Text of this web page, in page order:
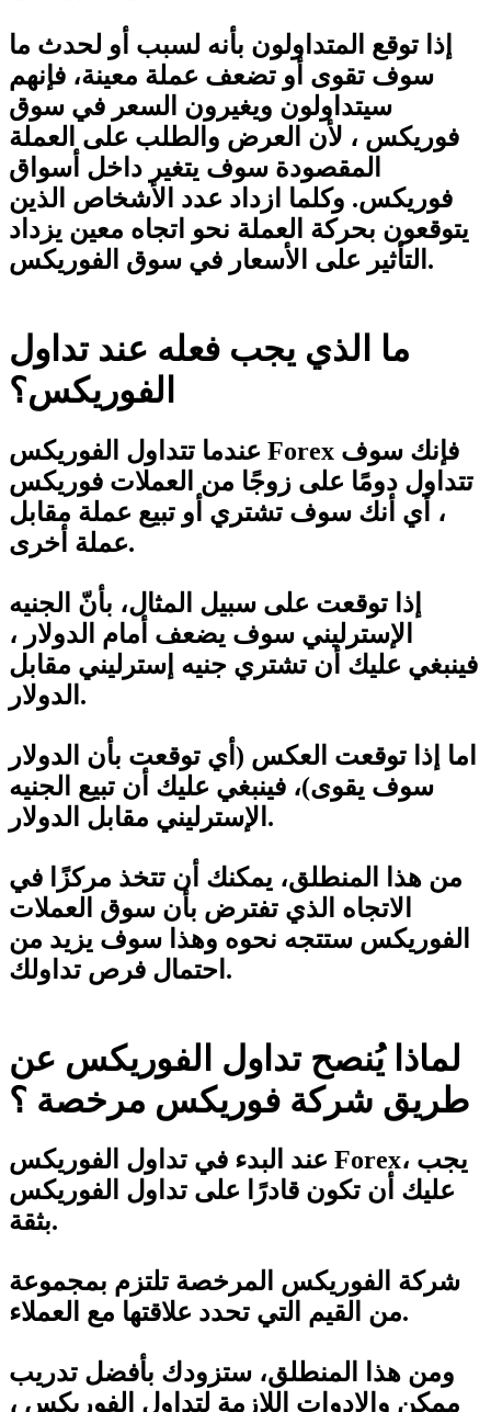
إذا توقع المتداولون بأنه لسبب أو لحدث ما
سوف تقوى أو تضعف عملة معينة، فإنهم
سيتداولون ويغيرون السعر في سوق
فوريكس ، لأن العرض والطلب على العملة
المقصودة سوف يتغير داخل أسواق
فوريكس. وكلما ازداد عدد الأشخاص الذين
يتوقعون بحركة العملة نحو اتجاه معين يزداد
التأثير على الأسعار في سوق الفوريكس.
ما الذي يجب فعله عند تداول
الفوريكس؟
عندما تتداول الفوريكس Forex فإنك سوف
تتداول دومًا على زوجًا من العملات فوريكس
، أي أنك سوف تشتري أو تبيع عملة مقابل
عملة أخرى.
إذا توقعت على سبيل المثال، بأنّ الجنيه
الإسترليني سوف يضعف أمام الدولار ،
فينبغي عليك أن تشتري جنيه إسترليني مقابل
الدولار.
اما إذا توقعت العكس (أي توقعت بأن الدولار
سوف يقوى)، فينبغي عليك أن تبيع الجنيه
الإسترليني مقابل الدولار.
من هذا المنطلق، يمكنك أن تتخذ مركزًا في
الاتجاه الذي تفترض بأن سوق العملات
الفوريكس ستتجه نحوه وهذا سوف يزيد من
احتمال فرص تداولك.
لماذا يُنصح تداول الفوريكس عن
طريق شركة فوريكس مرخصة ؟
عند البدء في تداول الفوريكس Forex، يجب
عليك أن تكون قادرًا على تداول الفوريكس
بثقة.
شركة الفوريكس المرخصة تلتزم بمجموعة
من القيم التي تحدد علاقتها مع العملاء.
ومن هذا المنطلق، ستزودك بأفضل تدريب
ممكن والادوات اللازمة لتداول الفوريكس ،